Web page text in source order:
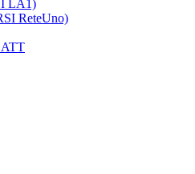
LA1)
ReteUno)